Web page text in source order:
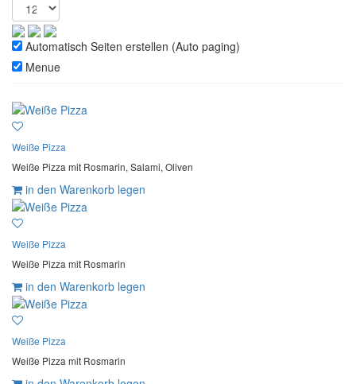
Automatisch Seiten erstellen (Auto paging)
Menue
Weiße Pizza
Weiße Pizza mit Rosmarin, Salami, Oliven
in den Warenkorb legen
Weiße Pizza
Weiße Pizza mit Rosmarin
in den Warenkorb legen
Weiße Pizza
Weiße Pizza mit Rosmarin